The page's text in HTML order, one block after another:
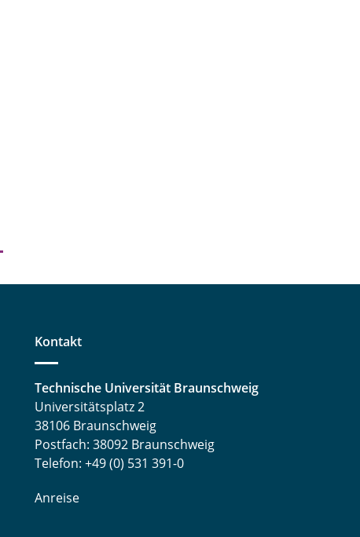
Kontakt
Technische Universität Braunschweig
Universitätsplatz 2
38106 Braunschweig
Postfach: 38092 Braunschweig
Telefon: +49 (0) 531 391-0
Anreise